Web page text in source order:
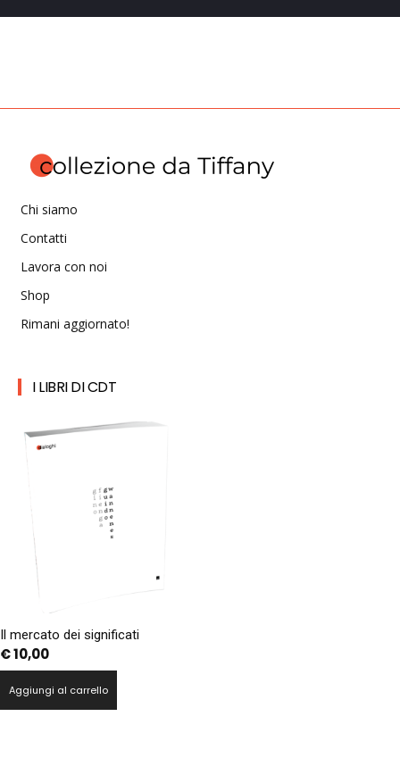
Chi siamo
Contatti
Lavora con noi
Shop
Rimani aggiornato!
I LIBRI DI CDT
Il mercato dei significati
€10,00
Aggiungi al carrello